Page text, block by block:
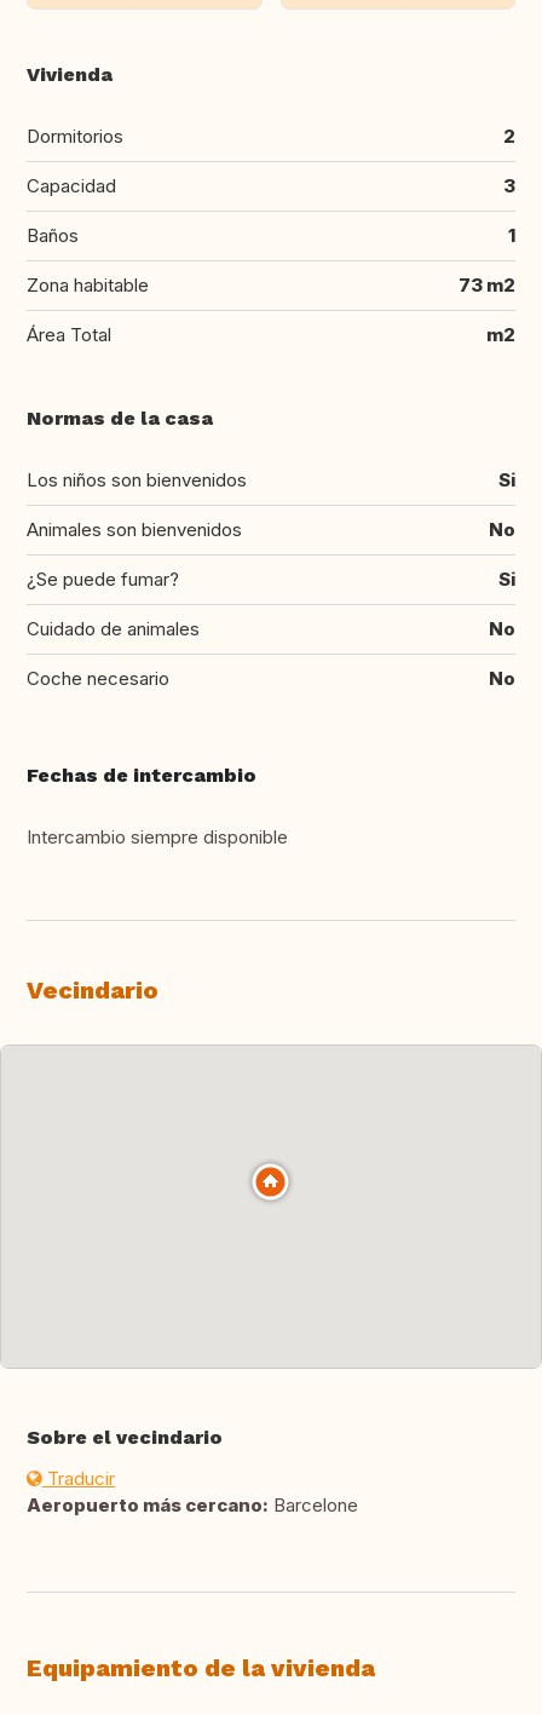
Vivienda
Dormitorios 2
Capacidad 3
Baños 1
Zona habitable 73 m2
Área Total m2
Normas de la casa
Los niños son bienvenidos Si
Animales son bienvenidos No
¿Se puede fumar? Si
Cuidado de animales No
Coche necesario No
Fechas de intercambio
Intercambio siempre disponible
Vecindario
Sobre el vecindario
Traducir
Aeropuerto más cercano: Barcelone
Equipamiento de la vivienda